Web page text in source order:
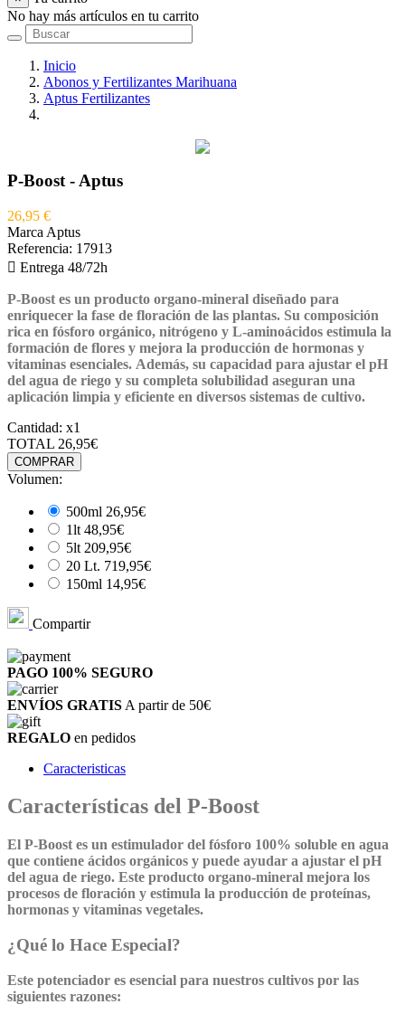
No hay más artículos en tu carrito
Inicio
Abonos y Fertilizantes Marihuana
Aptus Fertilizantes
P-Boost - Aptus
26,95 €
Marca Aptus
Referencia: 17913
 Entrega 48/72h
P-Boost es un producto organo-mineral diseñado para
enriquecer la fase de floración de las plantas. Su composición
rica en fósforo orgánico, nitrógeno y L-aminoácidos estimula la
formación de flores y mejora la producción de hormonas y
vitaminas esenciales. Además, su capacidad para ajustar el pH
del agua de riego y su completa solubilidad aseguran una
aplicación limpia y eficiente en diversos sistemas de cultivo.
Cantidad: x1
TOTAL 26,95€
COMPRAR
Volumen:
500ml 26,95€
1lt 48,95€
5lt 209,95€
20 Lt. 719,95€
150ml 14,95€
Compartir
PAGO 100% SEGURO
ENVÍOS GRATIS A partir de 50€
REGALO en pedidos
Caracteristicas
Características del P-Boost
El P-Boost es un estimulador del fósforo 100% soluble en agua
que contiene ácidos orgánicos y puede ayudar a ajustar el pH
del agua de riego. Este producto organo-mineral mejora los
procesos de floración y estimula la producción de proteínas,
hormonas y vitaminas vegetales.
¿Qué lo Hace Especial?
Este potenciador es esencial para nuestros cultivos por las
siguientes razones: